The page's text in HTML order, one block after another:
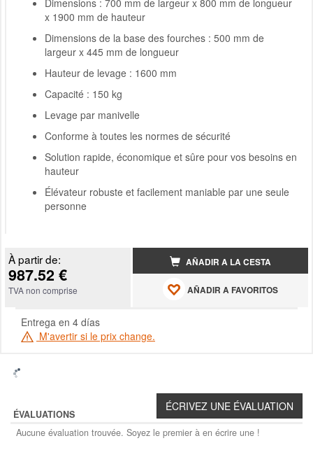
Dimensions : 700 mm de largeur x 800 mm de longueur
x 1900 mm de hauteur
Dimensions de la base des fourches : 500 mm de
largeur x 445 mm de longueur
Hauteur de levage : 1600 mm
Capacité : 150 kg
Levage par manivelle
Conforme à toutes les normes de sécurité
Solution rapide, économique et sûre pour vos besoins en
hauteur
Élévateur robuste et facilement maniable par une seule
personne
À partir de:
987.52 €
TVA non comprise
AÑADIR A LA CESTA
AÑADIR A FAVORITOS
Entrega en 4 días
M'avertir si le prix change.
ÉVALUATIONS
Aucune évaluation trouvée. Soyez le premier à en écrire une !